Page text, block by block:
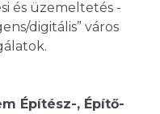
és üzemeltetés -
digitális” város
Építész-, Építő-